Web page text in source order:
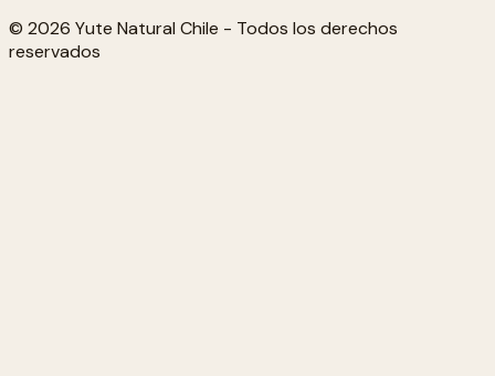
© 2026 Yute Natural Chile - Todos los derechos
reservados